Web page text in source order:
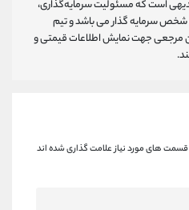
است که مسئولیت سرمایه‌گذاری،
شخص سرمایه گذار می باشد و تیم
مرجعی جهت نمایش اطلاعات قیمتی و
قسمت های مورد نیاز علامت گذاری شده اند